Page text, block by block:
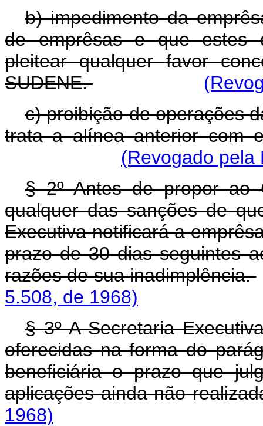
b) impedimento da
de emprêsas e que estes
pleitear qualquer favor
SUDENE.
c) proibição de operações
trata a alínea anterior com
(Revogado pela
§ 2º Antes de propor ao
qualquer das sanções de
Executiva notificará a
prazo de 30 dias seguintes
razões de sua inadimplência.
5.508, de 1968)
§ 3º A Secretaria
oferecidas na forma do
beneficiária o prazo que
aplicações ainda não
1968)